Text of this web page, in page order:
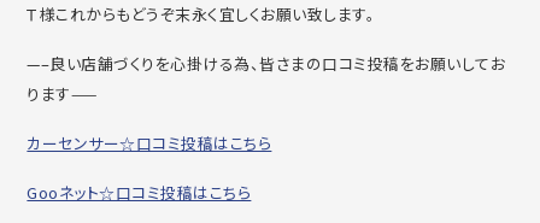
Ｔ様これからもどうぞ末永く宜しくお願い致します。
—–良い店舗づくりを心掛ける為、皆さまの口コミ投稿をお願いしてお
ります——
カーセンサー☆口コミ投稿はこちら
Gooネット☆口コミ投稿はこちら